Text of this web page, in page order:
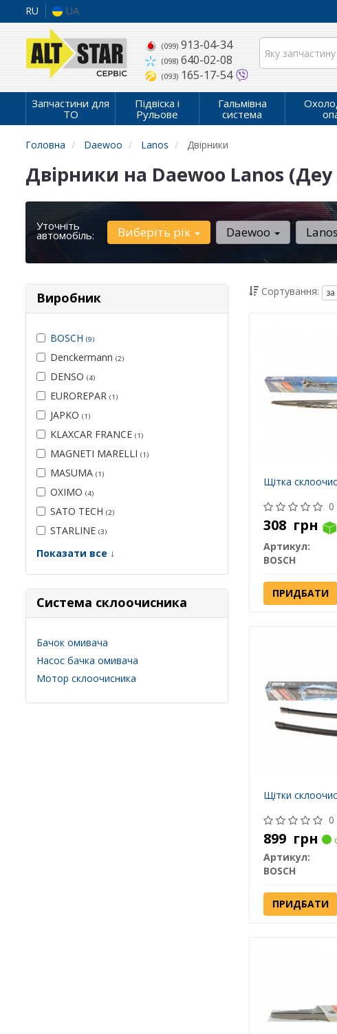
RU UA
(099)913-04-34
(098)640-02-08
(093)165-17-54
Запчастини для
ТО
Підвіска і
Рульове
Гальмівна
система
Головна Daewoo Lanos Двірники
Двірники на Daewoo Lanos
Уточніть
автомобіль: Виберіть рік Daewoo Lanos
Виробник
BOSCH (9)
Denckermann (2)
DENSO (4)
EUROREPAR (1)
JAPKO (1)
KLAXCAR FRANCE (1)
MAGNETI MARELLI (1)
MASUMA (1)
OXIMO (4)
SATO TECH (2)
STARLINE (3)
Показати все ↓
Система склоочисника
Бачок омивача
Насос бачка омивача
Мотор склоочисника
Сортування:
Щітка
0
308 грн
Артикул:
BOSCH
ПРИДБАТИ
Щітки
0
899 грн
Артикул:
BOSCH
ПРИДБАТИ